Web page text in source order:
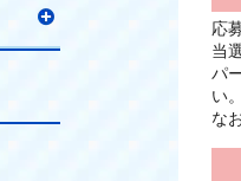
応
当
パ
い。
な